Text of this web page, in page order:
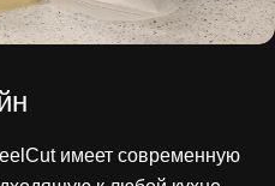
имеет современную